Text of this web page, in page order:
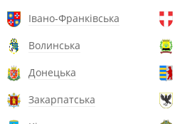
Івано-Франківська
Волинська
Донецька
Закарпатська